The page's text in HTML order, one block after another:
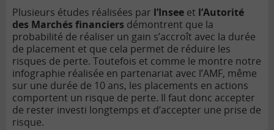
Plusieurs études réalisées par l’Insee et l’Autorité
des Marchés financiers démontrent que la
probabilité de réaliser un gain s’accroît avec la durée
de placement et que cela permet de réduire les
risques de perte. Toutefois et comme le montre notre
infographie réalisée en partenariat avec l’AMF, même
sur une durée de 10 ans, les placements en actions
comportent un risque de perte. Il faut donc accepter
de rester investi longtemps et d’accepter une prise de
risque.